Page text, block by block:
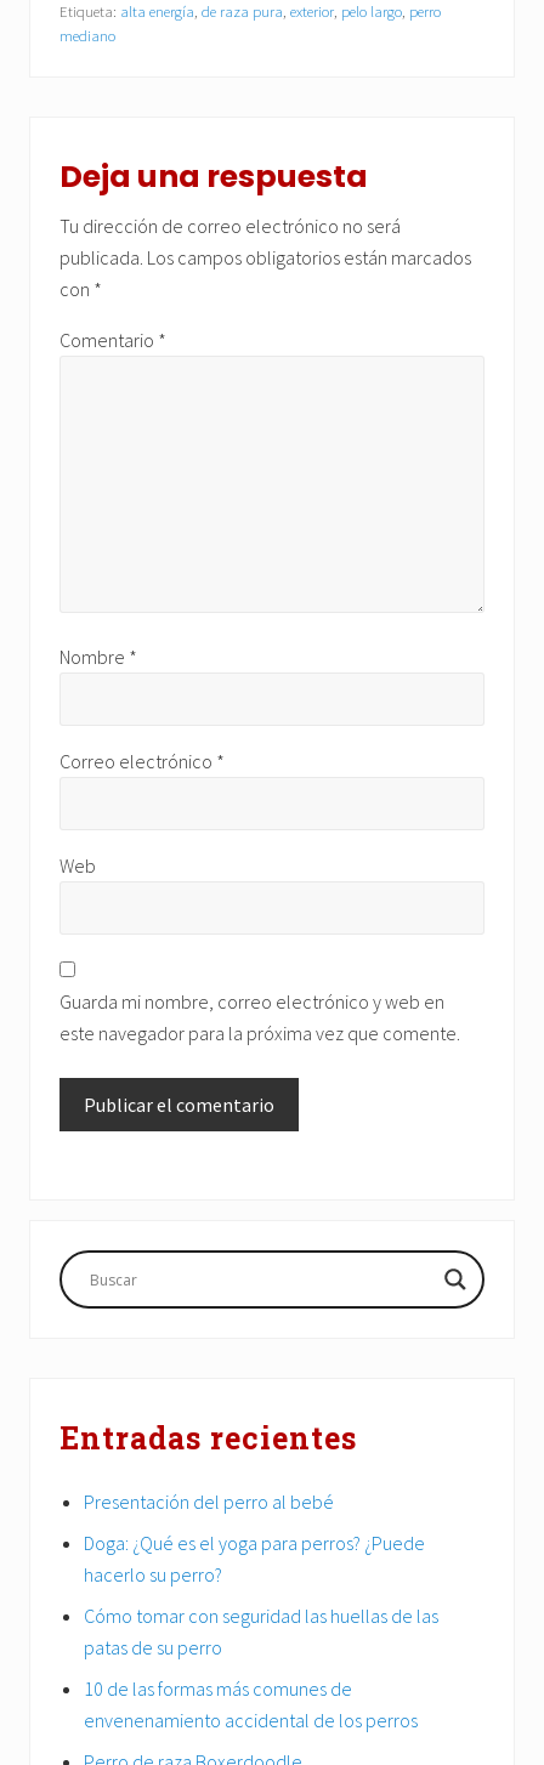
Etiqueta: alta energía, de raza pura, exterior, pelo largo, perro
mediano
con
los
lectores
Deja una respuesta
Tu dirección de correo electrónico no será
publicada. Los campos obligatorios están marcados
con *
Comentario *
Nombre *
Correo electrónico *
Web
Guarda mi nombre, correo electrónico y web en
este navegador para la próxima vez que comente.
Barra
lateral
Entradas recientes
Presentación del perro al bebé
Doga: ¿Qué es el yoga para perros? ¿Puede
hacerlo su perro?
Cómo tomar con seguridad las huellas de las
patas de su perro
10 de las formas más comunes de
envenenamiento accidental de los perros